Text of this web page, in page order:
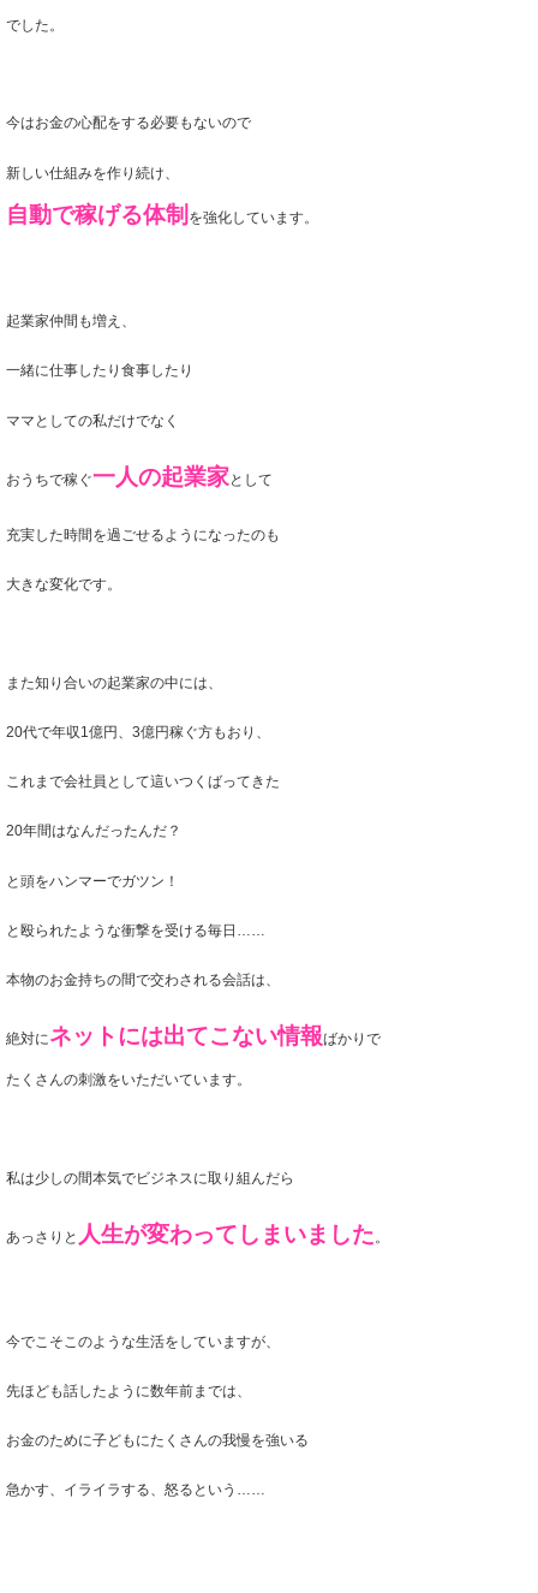
でした。
今はお金の心配をする必要もないので
新しい仕組みを作り続け、
自動で稼げる体制 を強化しています。
起業家仲間も増え、
一緒に仕事したり食事したり
ママとしての私だけでなく
おうちで稼ぐ一人の起業家として
充実した時間を過ごせるようになったのも
大きな変化です。
また知り合いの起業家の中には、
20代で年収1億円、3億円稼ぐ方もおり、
これまで会社員として這いつくばってきた
20年間はなんだったんだ？
と頭をハンマーでガツン！
と殴られたような衝撃を受ける毎日……
本物のお金持ちの間で交わされる会話は、
絶対にネットには出てこない情報ばかりで
たくさんの刺激をいただいています。
私は少しの間本気でビジネスに取り組んだら
あっさりと 人生が変わってしまいました。
今でこそこのような生活をしていますが、
先ほども話したように数年前までは、
お金のために子どもにたくさんの我慢を強いる
急かす、イライラする、怒るという……